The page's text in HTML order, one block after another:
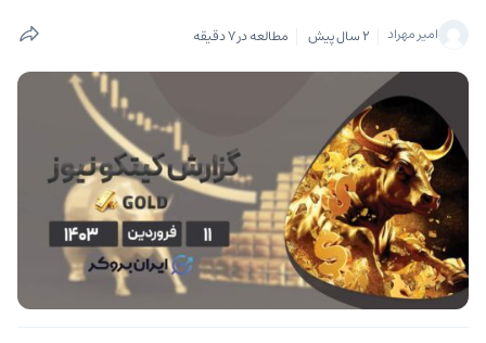
امیر مهراد 2 سال پیش مطالعه در 7 دقیقه